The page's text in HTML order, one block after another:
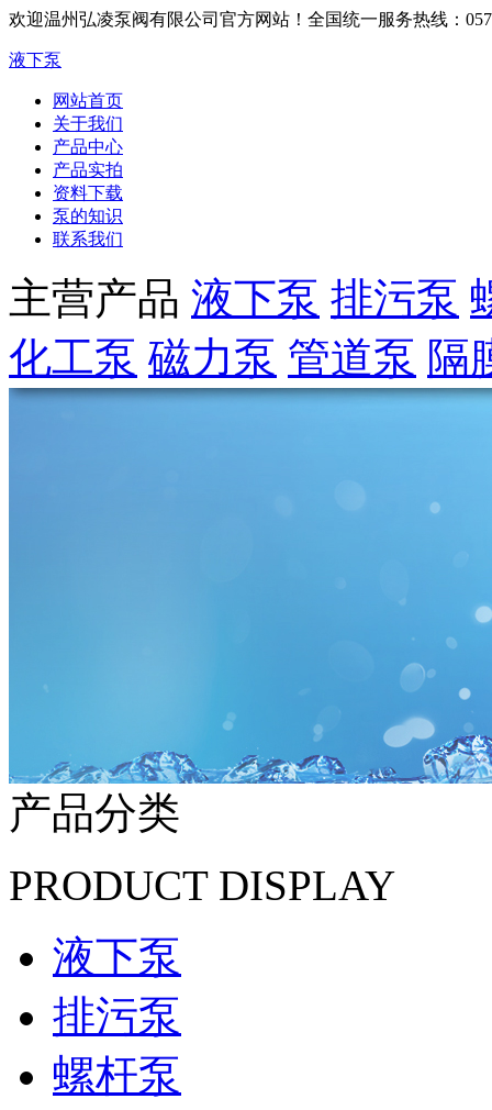
欢迎温州弘凌泵阀有限公司官方网站！ 全国统一服务热线：
液下泵
网站首页
关于我们
产品中心
产品实拍
资料下载
泵的知识
联系我们
主营产品 液下泵 排污泵
化工泵 磁力泵 管道泵 隔
产品分类
PRODUCT DISPLAY
液下泵
排污泵
螺杆泵